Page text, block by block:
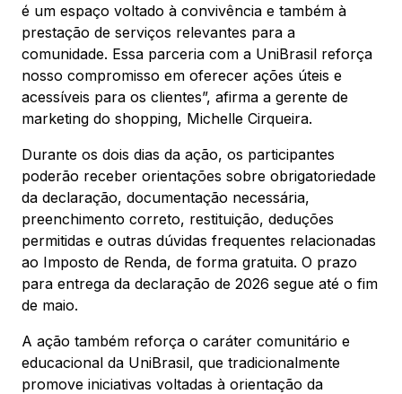
é um espaço voltado à convivência e também à
prestação de serviços relevantes para a
comunidade. Essa parceria com a UniBrasil reforça
nosso compromisso em oferecer ações úteis e
acessíveis para os clientes”, afirma a gerente de
marketing do shopping, Michelle Cirqueira.
Durante os dois dias da ação, os participantes
poderão receber orientações sobre obrigatoriedade
da declaração, documentação necessária,
preenchimento correto, restituição, deduções
permitidas e outras dúvidas frequentes relacionadas
ao Imposto de Renda, de forma gratuita. O prazo
para entrega da declaração de 2026 segue até o fim
de maio.
A ação também reforça o caráter comunitário e
educacional da UniBrasil, que tradicionalmente
promove iniciativas voltadas à orientação da